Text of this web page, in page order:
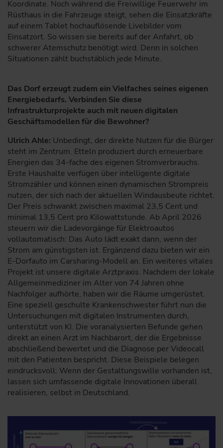
Koordinate. Noch während die Freiwillige Feuerwehr im
Rüsthaus in die Fahrzeuge steigt, sehen die Einsatzkräfte
auf einem Tablet hochauflösende Livebilder vom
Einsatzort. So wissen sie bereits auf der Anfahrt, ob
schwerer Atemschutz benötigt wird. Denn in solchen
Situationen zählt buchstäblich jede Minute.
Das Dorf erzeugt zudem ein Vielfaches seines eigenen
Energiebedarfs. Verbinden Sie diese
Infrastrukturprojekte auch mit neuen digitalen
Geschäftsmodellen für die Bewohner?
Ulrich Ahle: Unbedingt, der direkte Nutzen für die Bürger
steht im Zentrum. Etteln produziert durch erneuerbare
Energien das 34-fache des eigenen Stromverbrauchs.
Erste Haushalte verfügen über intelligente digitale
Stromzähler und können einen dynamischen Strompreis
nutzen, der sich nach der aktuellen Windausbeute richtet.
Der Preis schwankt zwischen maximal 23,5 Cent und
minimal 13,5 Cent pro Kilowattstunde. Ab April 2026
steuern wir die Ladevorgänge für Elektroautos
vollautomatisch: Das Auto lädt exakt dann, wenn der
Strom am günstigsten ist. Ergänzend dazu bieten wir ein
E-Dorfauto im Carsharing-Modell an. Ein weiteres vitales
Projekt ist unsere digitale Arztpraxis. Nachdem der lokale
Allgemeinmediziner im Alter von 74 Jahren ohne
Nachfolger aufhörte, haben wir die Räume umgerüstet.
Eine speziell geschulte Krankenschwester führt nun die
Untersuchungen mit digitalen Instrumenten durch,
unterstützt von KI. Die voranalysierten Befunde gehen
direkt an einen Arzt im Nachbarort, der die Ergebnisse
abschließend bewertet und die Diagnose per Videocall
mit den Patienten bespricht. Diese Beispiele belegen
eindrucksvoll: Wenn der Gestaltungswille vorhanden ist,
lassen sich umfassende digitale Innovationen überall
realisieren, selbst in Deutschland.